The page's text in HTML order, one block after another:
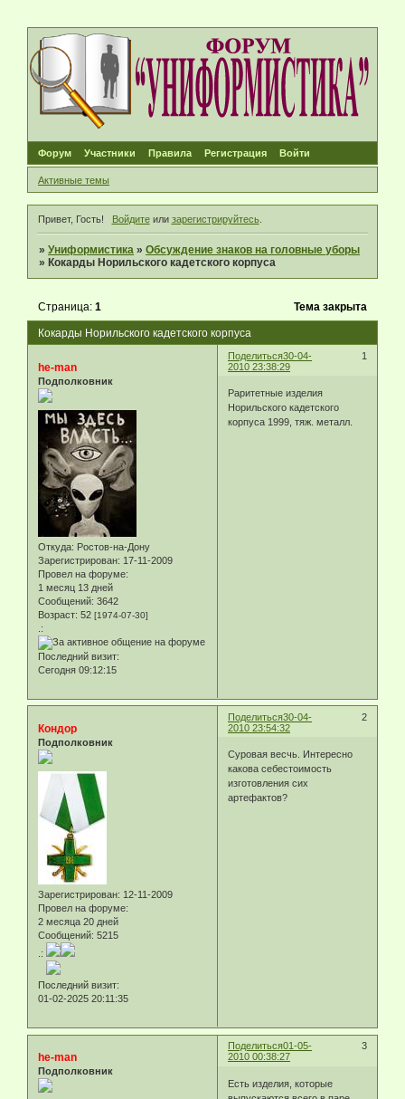
Форум Участники Правила Регистрация Войти
Активные темы
Привет, Гость! Войдитеили зарегистрируйтесь.
»Униформистика »Обсуждение знаков на головные уборы
» Кокарды Норильского кадетского корпуса
Кокарды Норильского кадетского корпуса
Страница:1 Тема закрыта
Поделиться 1
30-04-
2010 23:38:29
he-man
Подполковник
Откуда: Ростов-на-Дону
Зарегистрирован: 17-11-2009
Провел на форуме:
1 месяц 13 дней
Сообщений: 3642
Возраст: 52 [1974-07-30]
.:
Последний визит:
Сегодня 09:12:15
Раритетные изделия
Норильского кадетского
корпуса 1999, тяж. металл.
Поделиться 2
30-04-
2010 23:54:32
Кондор
Подполковник
Зарегистрирован: 12-11-2009
Провел на форуме:
2 месяца 20 дней
Сообщений: 5215
.:
Последний визит:
01-02-2025 20:11:35
Суровая весчь. Интересно
какова себестоимость
изготовления сих
артефактов?
Поделиться 3
01-05-
2010 00:38:27
he-man
Подполковник
Есть изделия, которые